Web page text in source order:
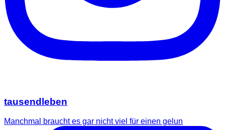
tausendleben
Manchmal braucht es gar nicht viel für einen gelun